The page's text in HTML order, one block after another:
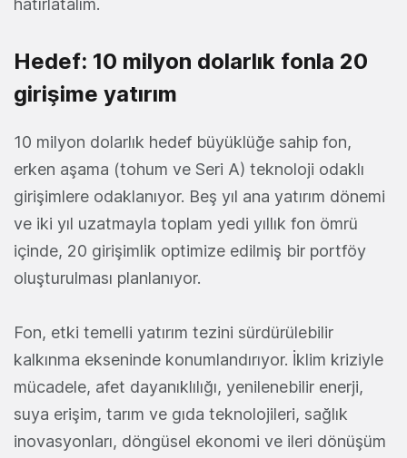
hatırlatalım.
Hedef: 10 milyon dolarlık fonla 20
girişime yatırım
10 milyon dolarlık hedef büyüklüğe sahip fon,
erken aşama (tohum ve Seri A) teknoloji odaklı
girişimlere odaklanıyor. Beş yıl ana yatırım dönemi
ve iki yıl uzatmayla toplam yedi yıllık fon ömrü
içinde, 20 girişimlik optimize edilmiş bir portföy
oluşturulması planlanıyor.
Fon, etki temelli yatırım tezini sürdürülebilir
kalkınma ekseninde konumlandırıyor. İklim kriziyle
mücadele, afet dayanıklılığı, yenilenebilir enerji,
suya erişim, tarım ve gıda teknolojileri, sağlık
inovasyonları, döngüsel ekonomi ve ileri dönüşüm